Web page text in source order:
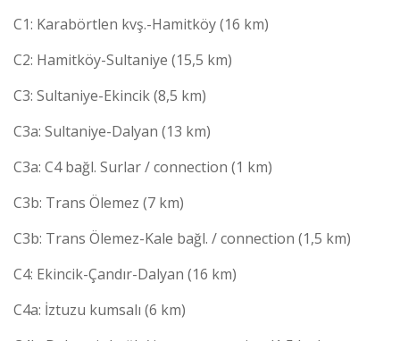
C1: Karabörtlen kvş.-Hamitköy (16 km)
C2: Hamitköy-Sultaniye (15,5 km)
C3: Sultaniye-Ekincik (8,5 km)
C3a: Sultaniye-Dalyan (13 km)
C3a: C4 bağl. Surlar / connection (1 km)
C3b: Trans Ölemez (7 km)
C3b: Trans Ölemez-Kale bağl. / connection (1,5 km)
C4: Ekincik-Çandır-Dalyan (16 km)
C4a: İztuzu kumsalı (6 km)